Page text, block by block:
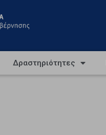
Δραστηριότητες